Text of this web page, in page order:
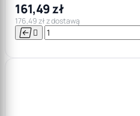
161,49 zł
176,49 zł z dostawą
 